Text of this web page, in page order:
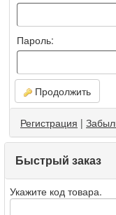
Пароль:
Продолжить
Регистрация |
Быстрый заказ
Укажите код товара.